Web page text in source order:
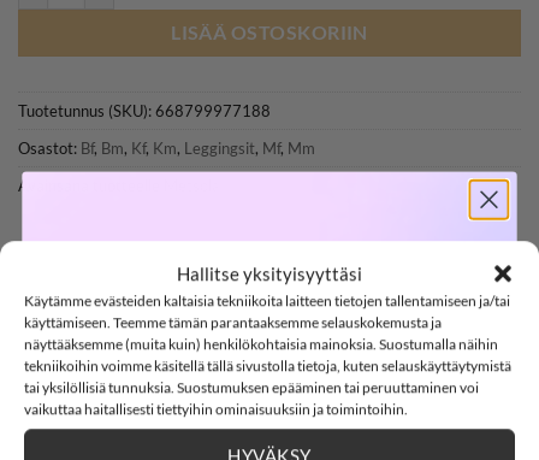
Hallitse yksityisyyttäsi
Käytämme evästeiden kaltaisia tekniikoita laitteen tietojen tallentamiseen ja/tai
käyttämiseen. Teemme tämän parantaaksemme selauskokemusta ja
näyttääksemme (muita kuin) henkilökohtaisia mainoksia. Suostumalla näihin
tekniikoihin voimme käsitellä tällä sivustolla tietoja, kuten selauskäyttäytymistä
tai yksilöllisiä tunnuksia. Suostumuksen epääminen tai peruuttaminen voi
vaikuttaa haitallisesti tiettyihin ominaisuuksiin ja toimintoihin.
HYVÄKSY
LISÄÄ OSTOSKORIIN
Tuotetunnus (SKU):668799977188
Osastot: Bf, Bm, Kf, Km, Leggingsit, Mf, Mm
Avainsana tuotteelle
KUVAUS
LISÄTIEDOT
ARVIOT (0)
SOFTSHELL
-15%
15% ALENNUS KOODILLA:SOFTSHELL15